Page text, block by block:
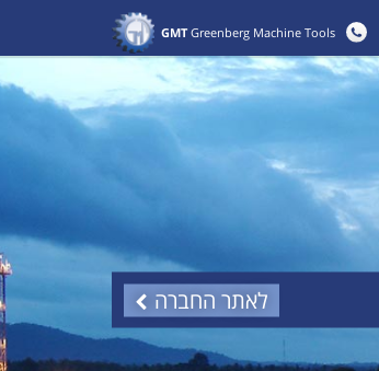
GMTGreenberg Machine Tools
לאתר החברה